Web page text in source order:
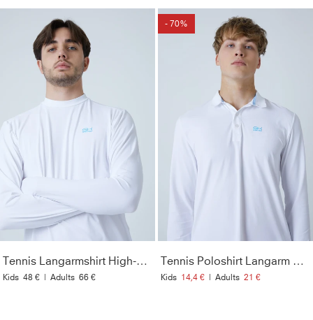
Tennis Langarmshirt High-Neck Herren & Jungen, weiß
Kids 48 € | Adults 66 €
- 70%
Tennis Poloshirt Langarm Herren & Jungen, weiß
Kids 14,4 € | Adults 21 €